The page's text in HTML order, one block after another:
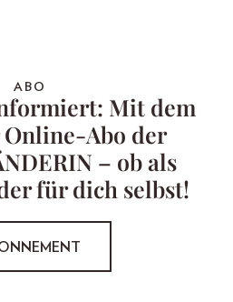
ABO
Mit dem
Abo der
– ob als
für dich selbst!